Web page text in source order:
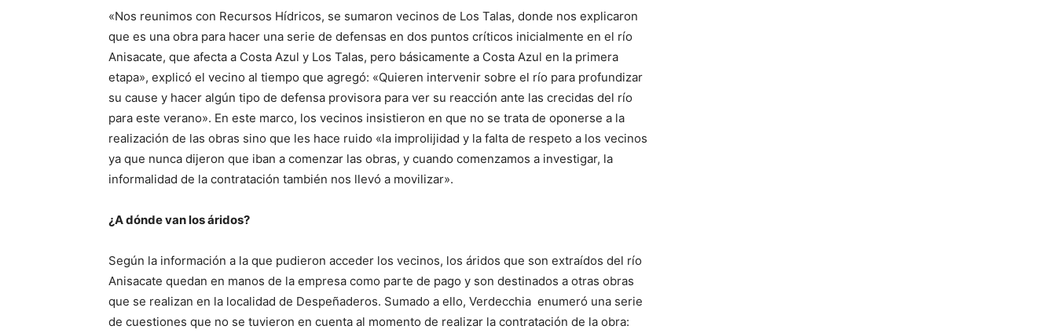
«Nos reunimos con Recursos Hídricos, se sumaron vecinos de Los Talas, donde nos explicaron
que es una obra para hacer una serie de defensas en dos puntos críticos inicialmente en el río
Anisacate, que afecta a Costa Azul y Los Talas, pero básicamente a Costa Azul en la primera
etapa», explicó el vecino al tiempo que agregó: «Quieren intervenir sobre el río para profundizar
su cause y hacer algún tipo de defensa provisora para ver su reacción ante las crecidas del río
para este verano». En este marco, los vecinos insistieron en que no se trata de oponerse a la
realización de las obras sino que les hace ruido «la improlijidad y la falta de respeto a los vecinos
ya que nunca dijeron que iban a comenzar las obras, y cuando comenzamos a investigar, la
informalidad de la contratación también nos llevó a movilizar».
¿A dónde van los áridos?
Según la información a la que pudieron acceder los vecinos, los áridos que son extraídos del río
Anisacate quedan en manos de la empresa como parte de pago y son destinados a otras obras
que se realizan en la localidad de Despeñaderos. Sumado a ello, Verdecchia enumeró una serie
de cuestiones que no se tuvieron en cuenta al momento de realizar la contratación de la obra: